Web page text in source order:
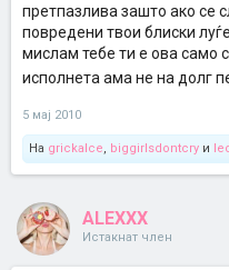
претпазлива зашто ако се
повредени твои блиски
мислам тебе ти е ова само
исполнета ама не на долг
5 мај 2010
На grickalce, biggirlsdontcry и
ALEXXX
Истакнат член